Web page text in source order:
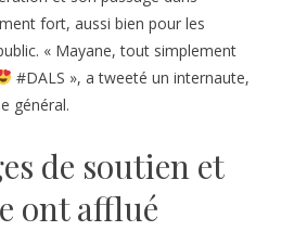
fort, aussi bien pour les
« Mayane, tout simplement
#DALS », a tweeté un internaute,
général.
de soutien et
ont afflué